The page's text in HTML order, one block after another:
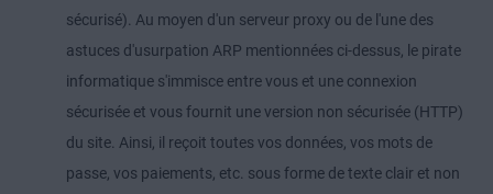
sécurisé). Au moyen d'un serveur proxy ou de l'une des
astuces d'usurpation ARP mentionnées ci-dessus, le pirate
informatique s'immisce entre vous et une connexion
sécurisée et vous fournit une version non sécurisée (HTTP)
du site. Ainsi, il reçoit toutes vos données, vos mots de
passe, vos paiements, etc. sous forme de texte clair et non